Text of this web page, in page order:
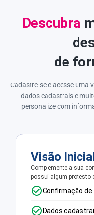
Descubra
de
Cadastre-se e acesse uma
dados cadastrais e
personalize com
Visão Inicial
Complemente a sua
possui algum protesto
Confirmação de
Dados